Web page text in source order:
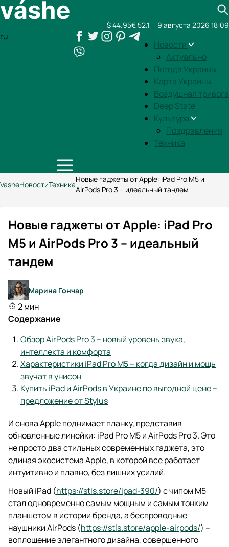
ru
Новости
Актуально
Погода Украины
Карта Украины
Воздушная тривога
Deep State
Культура
Поздравления
Техника
$ 44.95€ 52.1 9 августа 2026 18:09
VasheНовостиТехника
Новые гаджеты от Apple: iPad Pro M5 и
AirPods Pro 3 – идеальный тандем
Новые гаджеты от Apple: iPad Pro
M5 и AirPods Pro 3 – идеальный
тандем
Марина Гончар
2 мин
Содержание
Обзор AirPods Pro 3 – новый уровень звука,
интеллекта и комфорта
Характеристики iPad Pro M5 – когда дизайн и мощь
звучат в унисон
Купить iPad и AirPods в Украине по выгодной цене –
предложение от Stylus
И снова Apple поднимает планку, представив
обновленные линейки: iPad Pro M5 и AirPods Pro 3. Это
не просто два стильных современных гаджета, это
единая экосистема Apple, в которой все работает
интуитивно и плавно, без лишних усилий.
Новый iPad (https://stls.store/ipad-390/) с чипом М5
стал одновременно самым мощным и самым тонким
планшетом в истории бренда, а беспроводные
наушники AirPods (https://stls.store/apple-airpods/) –
воплощение элегантного дизайна, совершенного